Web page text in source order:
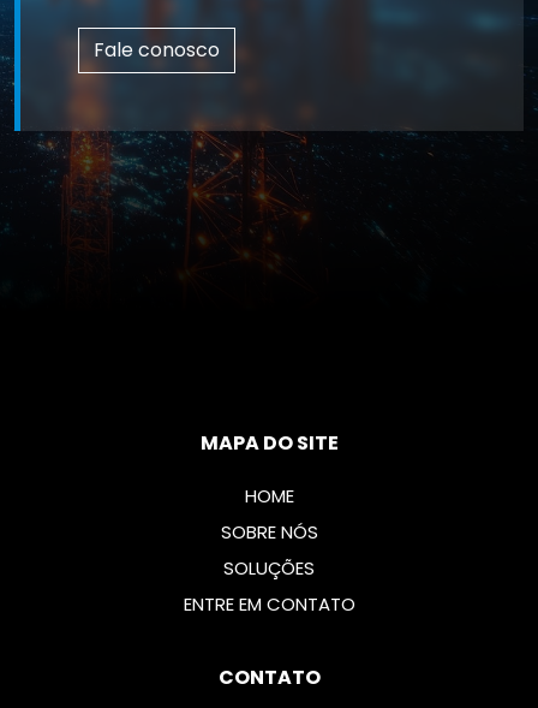
Fale conosco
MAPA DO SITE
HOME
SOBRE NÓS
SOLUÇÕES
ENTRE EM CONTATO
CONTATO